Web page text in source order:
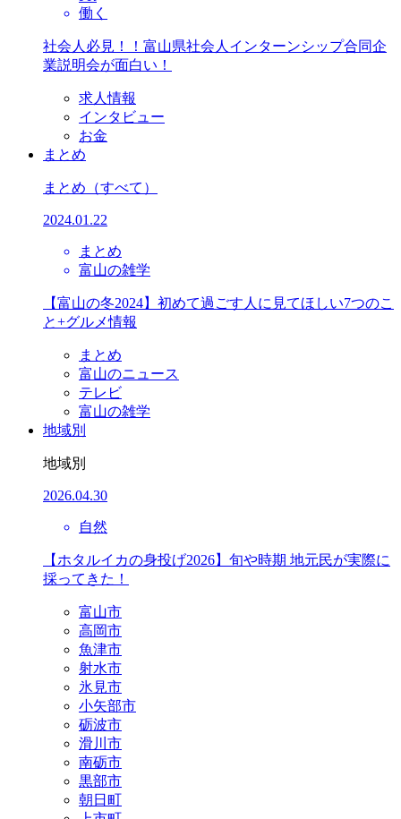
働く
社会人必見！！富山県社会人インターンシップ合同企
業説明会が面白い！
求人情報
インタビュー
お金
まとめ
まとめ （すべて）
2024.01.22
まとめ
富山の雑学
【富山の冬2024】初めて過ごす人に見てほしい7つのこ
と+グルメ情報
まとめ
富山のニュース
テレビ
富山の雑学
地域別
地域別
2026.04.30
自然
【ホタルイカの身投げ2026】旬や時期 地元民が実際に
採ってきた！
富山市
高岡市
魚津市
射水市
氷見市
小矢部市
砺波市
滑川市
南砺市
黒部市
朝日町